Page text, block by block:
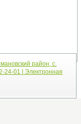
район, с.
24-01 | Электронная